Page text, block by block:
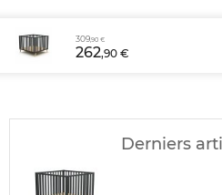
309,90 €
262,90 €
Derniers